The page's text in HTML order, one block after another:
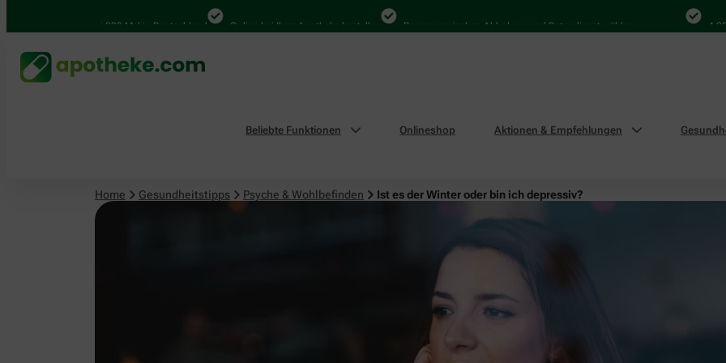
4.000 Mal in Deutschland Online bei Ihrer Apotheke bestellen Bequem zwischen Abholung und Botendienst wählen 4.000
Beliebte Funktionen Onlineshop Aktionen & Empfehlungen
Home Gesundheitstipps Psyche & Wohlbefinden Ist es der Winter oder bin ich depressiv?
Psyche & Wohlbefinden